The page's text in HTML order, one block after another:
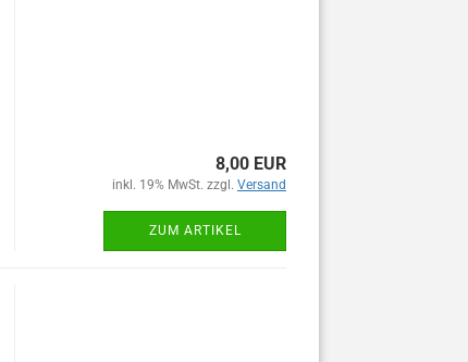
8,00 EUR
inkl. 19% MwSt. zzgl. Versand
ZUM ARTIKEL